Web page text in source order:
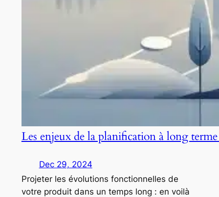
Les enjeux de la planification à long
Dec 29, 2024
Projeter les évolutions fonctionnelles de
votre produit dans un temps long : en voilà